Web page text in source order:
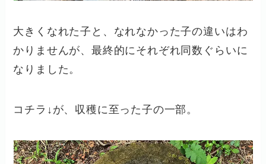
大きくなれた子と、なれなかった子の違いはわ
かりませんが、最終的にそれぞれ同数ぐらいに
なりました。
コチラ↓が、収穫に至った子の一部。